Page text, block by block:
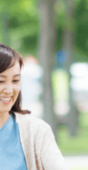
生活を豊かに